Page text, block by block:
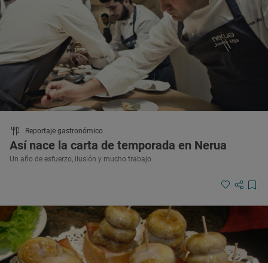
Reportaje gastronómico
Así nace la carta de temporada en Nerua
Un año de esfuerzo, ilusión y mucho trabajo